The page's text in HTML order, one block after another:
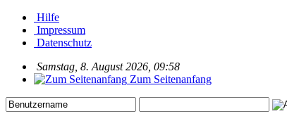
Hilfe
Impressum
Datenschutz
Samstag, 8. August 2026, 09:58
Zum Seitenanfang